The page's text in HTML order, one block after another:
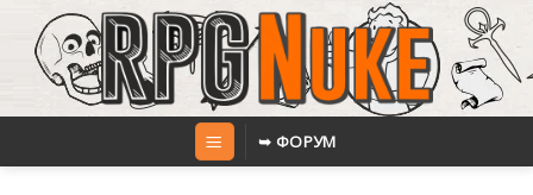
content
➥ ФОРУМ